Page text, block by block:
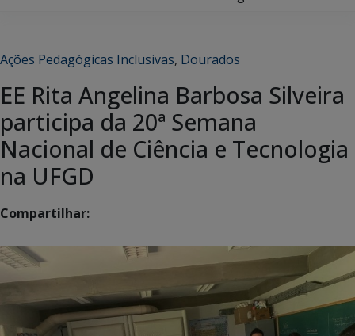
Ações Pedagógicas Inclusivas, Dourados
EE Rita Angelina Barbosa Silveira
participa da 20ª Semana
Nacional de Ciência e Tecnologia
na UFGD
Compartilhar: